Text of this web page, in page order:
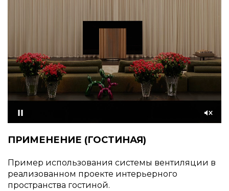
Приостановить Со
ПРИМЕНЕНИЕ (ГОСТИНАЯ)
Пример использования системы вентиляции в
реализованном проекте интерьерного
пространства гостиной.